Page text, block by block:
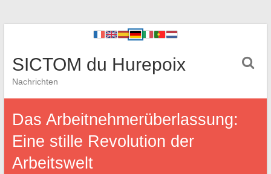
SICTOM du Hurepoix
Nachrichten
Das Arbeitnehmerüberlassung:
Eine stille Revolution der
Arbeitswelt